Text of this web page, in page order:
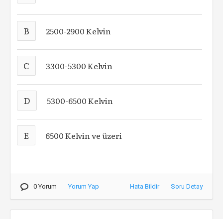
B 2500-2900 Kelvin
C 3300-5300 Kelvin
D 5300-6500 Kelvin
E 6500 Kelvin ve üzeri
0 Yorum Yorum Yap Hata Bildir Soru Detay